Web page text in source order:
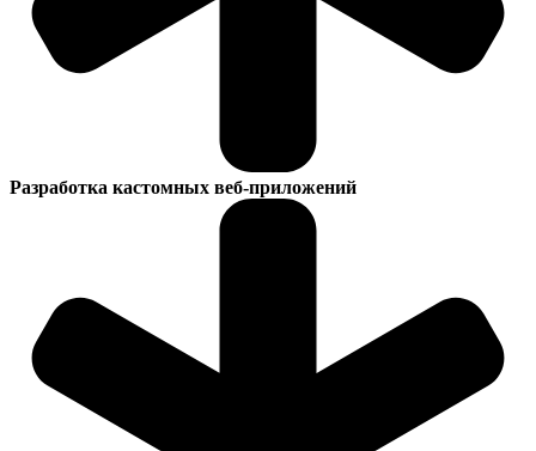
Разработка кастомных веб-приложений